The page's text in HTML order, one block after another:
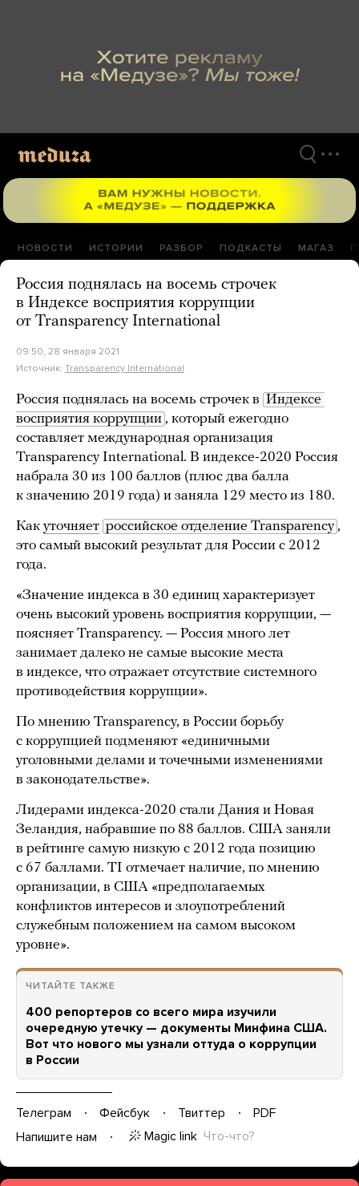
НОВОСТИ ИСТОРИИ РАЗБОР ПОДКАСТЫ МАГАЗ
Россия поднялась на восемь строчек
в Индексе восприятия коррупции
от Transparency International
09:50, 28 января 2021
Источник: Transparency International
Россия поднялась на восемь строчек в Индексе
восприятия коррупции , который ежегодно
составляет международная организация
Transparency International. В индексе-2020 Россия
набрала 30 из 100 баллов (плюс два балла
к значению 2019 года) и заняла 129 место из 180.
Как уточняет российское отделение Transparency ,
это самый высокий результат для России с 2012
года.
«Значение индекса в 30 единиц характеризует
очень высокий уровень восприятия коррупции, —
поясняет Transparency. — Россия много лет
занимает далеко не самые высокие места
в индексе, что отражает отсутствие системного
противодействия коррупции».
По мнению Transparency, в России борьбу
с коррупцией подменяют «единичными
уголовными делами и точечными изменениями
в законодательстве».
Лидерами индекса-2020 стали Дания и Новая
Зеландия, набравшие по 88 баллов. США заняли
в рейтинге самую низкую с 2012 года позицию
с 67 баллами. TI отмечает наличие, по мнению
организации, в США «предполагаемых
конфликтов интересов и злоупотреблений
служебным положением на самом высоком
уровне».
ЧИТАЙТЕ ТАКЖЕ
400 репортеров со всего мира изучили
очередную утечку — документы Минфина США.
Вот что нового мы узнали оттуда о коррупции
в России
Телеграм Фейсбук Твиттер
PDF
Напишите нам
Magic link Что-что?